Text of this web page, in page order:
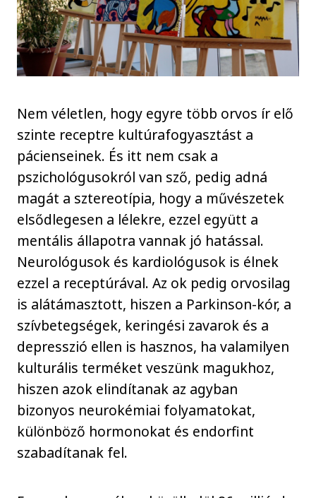
Nem véletlen, hogy egyre több orvos ír elő
szinte receptre kultúrafogyasztást a
pácienseinek. És itt nem csak a
pszichológusokról van sző, pedig adná
magát a sztereotípia, hogy a művészetek
elsődlegesen a lélekre, ezzel együtt a
mentális állapotra vannak jó hatással.
Neurológusok és kardiológusok is élnek
ezzel a receptúrával. Az ok pedig orvosilag
is alátámasztott, hiszen a Parkinson-kór, a
szívbetegségek, keringési zavarok és a
depresszió ellen is hasznos, ha valamilyen
kulturális terméket veszünk magukhoz,
hiszen azok elindítanak az agyban
bizonyos neurokémiai folyamatokat,
különböző hormonokat és endorfint
szabadítanak fel.